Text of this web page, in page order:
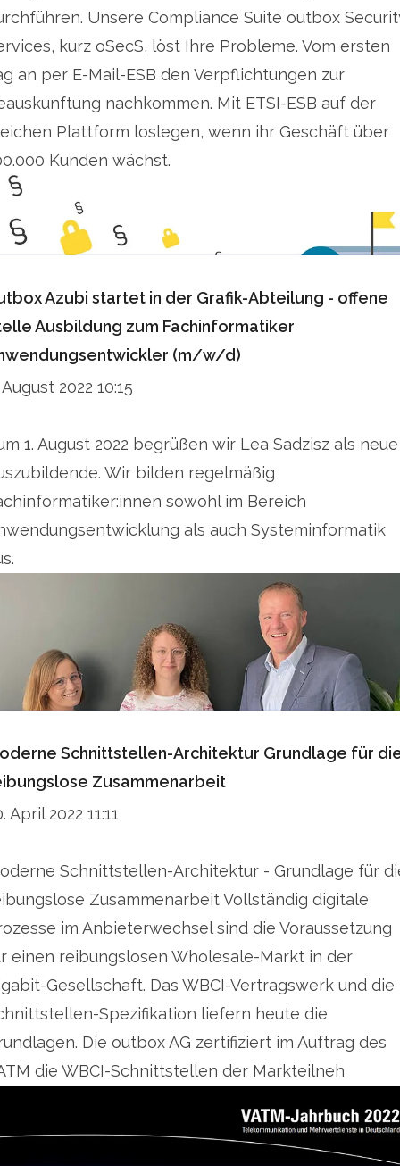
Unsere Compliance Suite outbox
kurz oSecS, löst Ihre Probleme. Vom ersten
an per E-Mail-ESB den Verpflichtungen zur
nachkommen. Mit ETSI-ESB auf der
Plattform loslegen, wenn ihr Geschäft über
Kunden wächst.
Azubi startet in der Grafik-Abteilung - offene
Ausbildung zum Fachinformatiker
(m/w/d)
2022 10:15
1. August 2022 begrüßen wir Lea Sadzisz als neue
Wir bilden regelmäßig
sowohl im Bereich
als auch Systeminformatik
Schnittstellen-Architektur Grundlage für
Zusammenarbeit
April 2022 11:11
Schnittstellen-Architektur - Grundlage für
Zusammenarbeit Vollständig digitale
im Anbieterwechsel sind die Voraussetzung
einen reibungslosen Wholesale-Markt in der
Gesellschaft. Das WBCI-Vertragswerk und die
Spezifikation liefern heute die
Die outbox AG zertifiziert im Auftrag des
die WBCI-Schnittstellen der Markteilneh